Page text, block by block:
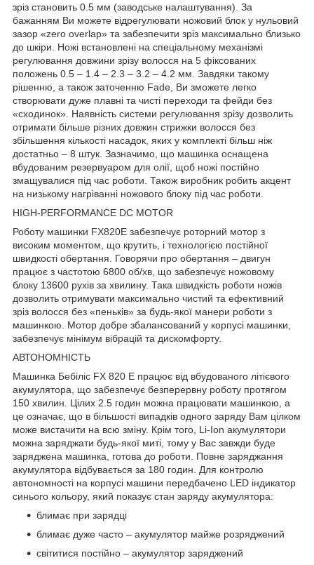
зріз становить 0.5 мм (заводське налаштування). За
бажанням Ви можете відрегулювати ножовий блок у нульовий
зазор «zero overlap» та забезпечити зріз максимально близько
до шкіри. Ножі встановлені на спеціальному механізмі
регулювання довжини зрізу волосся на 5 фіксованих
положень 0.5 – 1.4 – 2.3 – 3.2 – 4.2 мм. Завдяки такому
рішенню, а також заточенню Fade, Ви зможете легко
створювати дуже плавні та чисті переходи та фейди без
«сходинок». Наявність системи регулювання зрізу дозволить
отримати більше різних довжин стрижки волосся без
збільшення кількості насадок, яких у комплекті більш ніж
достатньо – 8 штук. Зазначимо, що машинка оснащена
вбудованим резервуаром для олії, щоб ножі постійно
змащувалися під час роботи. Також виробник робить акцент
на низькому нагріванні ножового блоку під час роботи.
HIGH-PERFORMANCE DC MOTOR
Роботу машинки FX820E забезпечує роторний мотор з
високим моментом, що крутить, і технологією постійної
швидкості обертання. Говорячи про обертання – двигун
працює з частотою 6800 об/хв, що забезпечує ножовому
блоку 13600 рухів за хвилину. Така швидкість роботи ножів
дозволить отримувати максимально чистий та ефективний
зріз волосся без «пеньків» за будь-якої манери роботи з
машинкою. Мотор добре збалансований у корпусі машинки,
забезпечує мінімум вібрацій та дискомфорту.
АВТОНОМНІСТЬ
Машинка Бебіліс FX 820 E працює від вбудованого літієвого
акумулятора, що забезпечує безперервну роботу протягом
150 хвилин. Цілих 2.5 годин можна працювати машинкою, а
це означає, що в більшості випадків одного заряду Вам цілком
може вистачити на всю зміну. Крім того, Li-Ion акумулятори
можна заряджати будь-якої миті, тому у Вас завжди буде
заряджена машинка, готова до роботи. Повне заряджання
акумулятора відбувається за 180 годин. Для контролю
автономності на корпусі машини передбачено LED індикатор
синього кольору, який показує стан заряду акумулятора:
блимає при зарядці
блимає дуже часто – акумулятор майже розряджений
світитися постійно – акумулятор заряджений